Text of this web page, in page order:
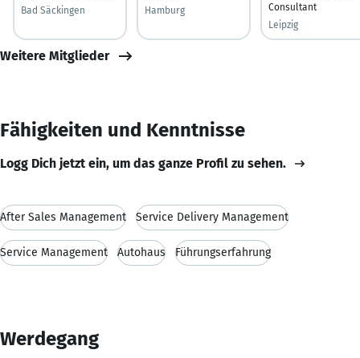
Bad Säckingen
Hamburg
Consultant
Leipzig
Weitere Mitglieder
Fähigkeiten und Kenntnisse
Logg Dich jetzt ein, um das ganze Profil zu sehen.
After Sales Management Service Delivery Management
Service Management Autohaus Führungserfahrung
Werdegang